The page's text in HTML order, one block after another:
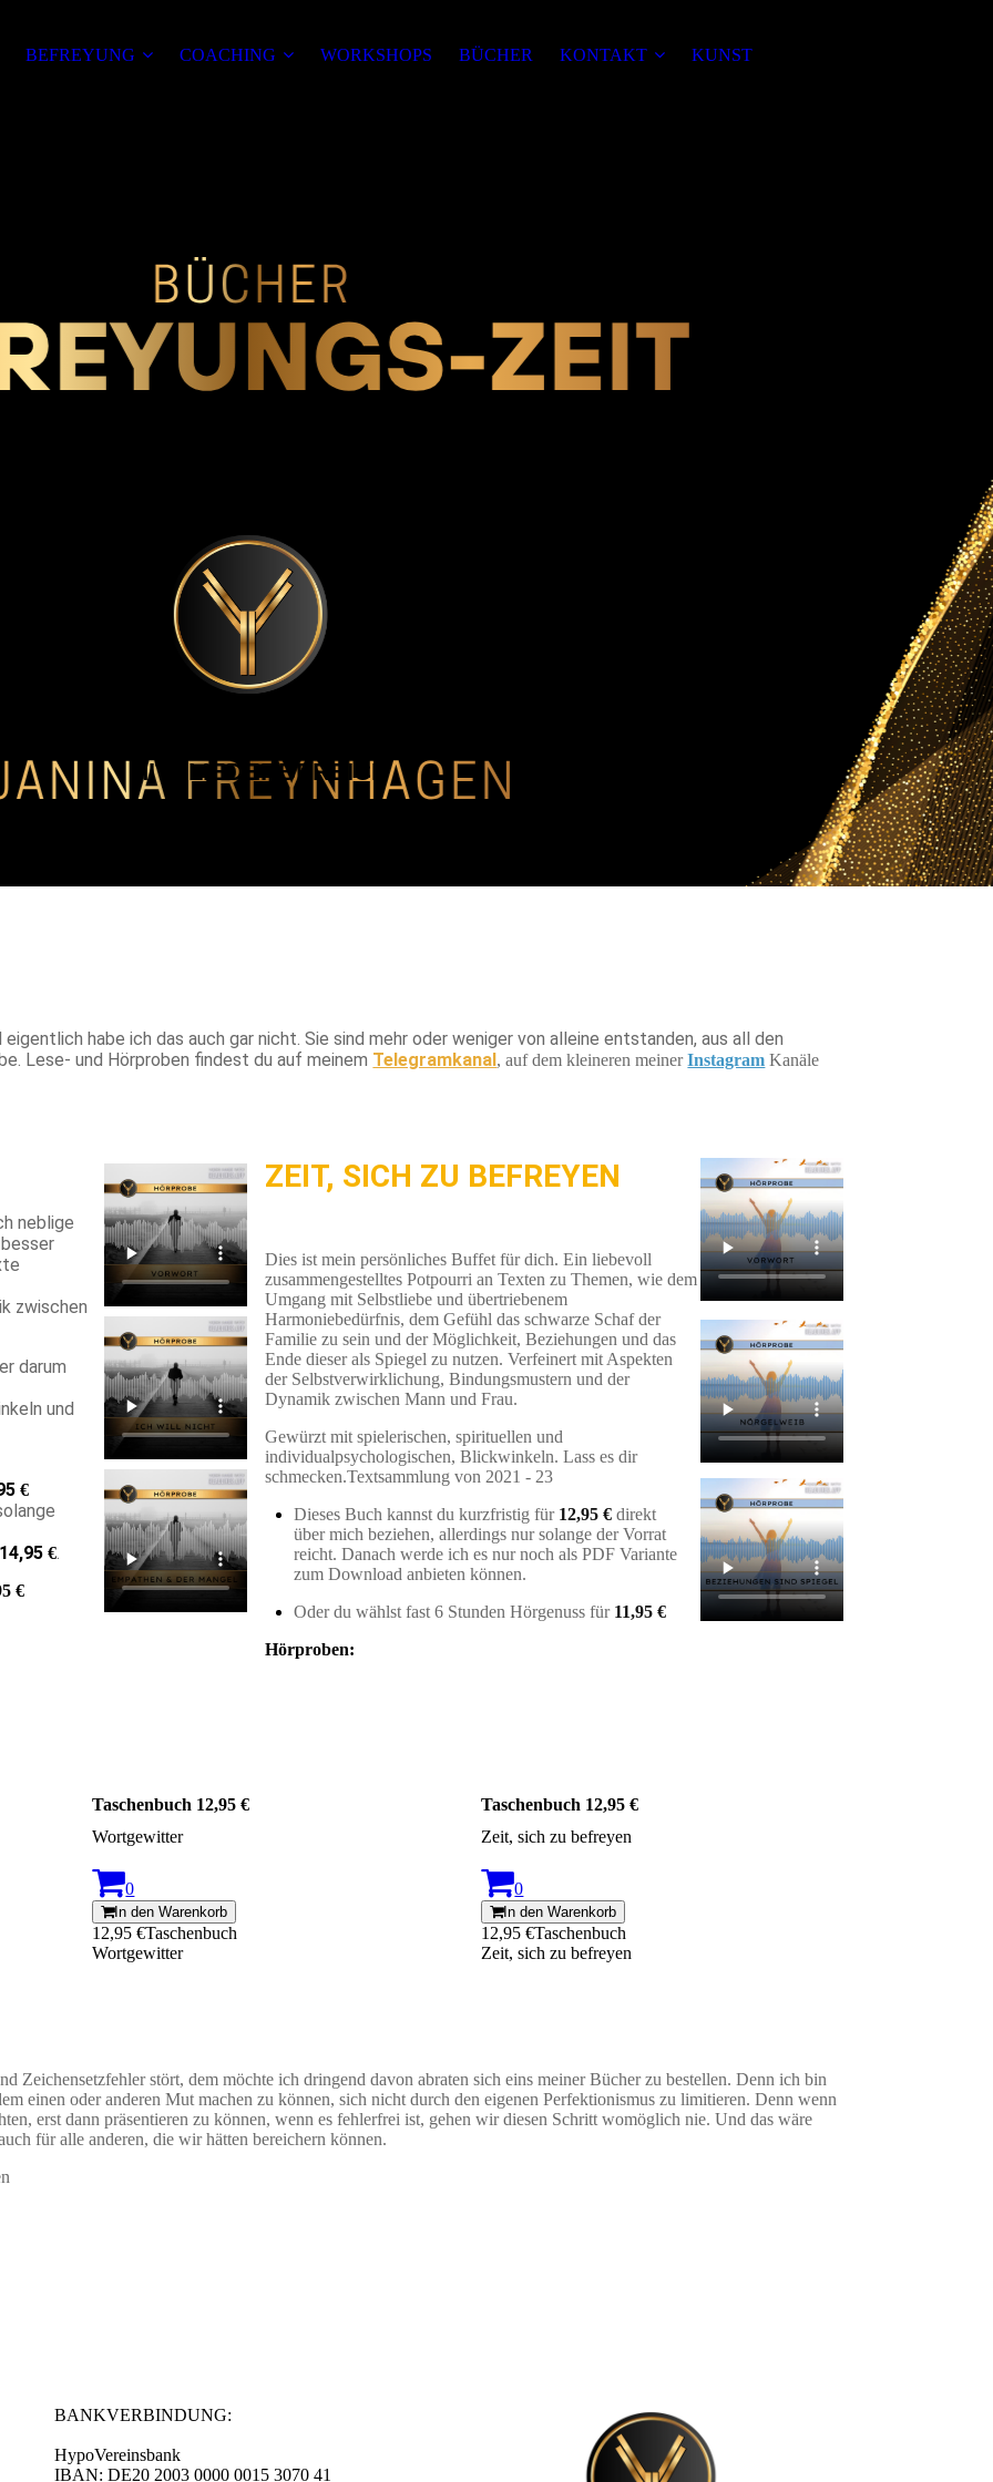
BEFREYUNG COACHING WORKSHOPS BÜCHER KONTAKT KUNST
MITGLIEDERBEREICH
habe ich das auch gar nicht. Sie sind mehr oder weniger von alleine entstanden, aus all den
Lese- und Hörproben findest du auf meinem Telegramkanal, auf dem kleineren meinerInstagram Kanäle
neblige
zwischen
darum
und
€
14,95 €
€
ZEIT, SICH ZU BEFREYEN
Dies ist mein persönliches Buffet für dich. Ein liebevoll
zusammengestelltes Potpourri an Texten zu Themen, wie dem
Umgang mit Selbstliebe und übertriebenem
Harmoniebedürfnis, dem Gefühl das schwarze Schaf der
Familie zu sein und der Möglichkeit, Beziehungen und das
Ende dieser als Spiegel zu nutzen. Verfeinert mit Aspekten
der Selbstverwirklichung, Bindungsmustern und der
Dynamik zwischen Mann und Frau.
Gewürzt mit spielerischen, spirituellen und
individualpsychologischen, Blickwinkeln. Lass es dir
schmecken.Textsammlung von 2021 - 23
Dieses Buch kannst du kurzfristig für 12,95 €direkt
über mich beziehen, allerdings nur solange der Vorrat
reicht. Danach werde ich es nur noch als PDF Variante
zum Download anbieten können.
Oder du wählst fast 6 Stunden Hörgenuss für 11,95 €
Hörproben:
Taschenbuch 12,95 €
Wortgewitter
0
In den Warenkorb
12,95 €Taschenbuch
Wortgewitter
Taschenbuch 12,95 €
Zeit, sich zu befreyen
0
In den Warenkorb
12,95 €Taschenbuch
Zeit, sich zu befreyen
Zeichensetzfehler stört, dem möchte ich dringend davon abraten sich eins meiner Bücher zu bestellen. Denn ich bin
einen oder anderen Mut machen zu können, sich nicht durch den eigenen Perfektionismus zu limitieren. Denn wenn
erst dann präsentieren zu können, wenn es fehlerfrei ist, gehen wir diesen Schritt womöglich nie. Und das wäre
für alle anderen, die wir hätten bereichern können.
BANKVERBINDUNG:
HypoVereinsbank
IBAN: DE20 2003 0000 0015 3070 41